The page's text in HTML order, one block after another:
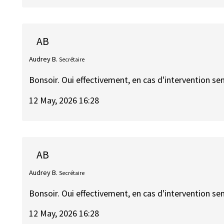
AB
Audrey B. Secrétaire
Bonsoir. Oui effectivement, en cas d'intervention
12 May, 2026 16:28
AB
Audrey B. Secrétaire
Bonsoir. Oui effectivement, en cas d'intervention
12 May, 2026 16:28